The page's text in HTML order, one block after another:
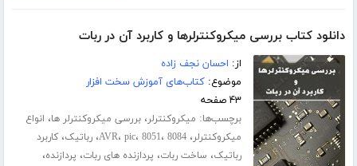
دانلود کتاب بررسی میکروکنترلرها و کاربرد آن در ربات
از: احسان نجف زاده
موضوع:کتاب‌های آموزش سخت افزار
۴۳ صفحه
برچسب‌ها: میکروکنترلر،بررسی میکروکنترلر ها، انواع
میکروکنترلر، AVR، pic، 8051، 8084 ،رباتیک،کاربرد
رباتیک، ساخت ربات، پردازنده های ربات، پردازنده،